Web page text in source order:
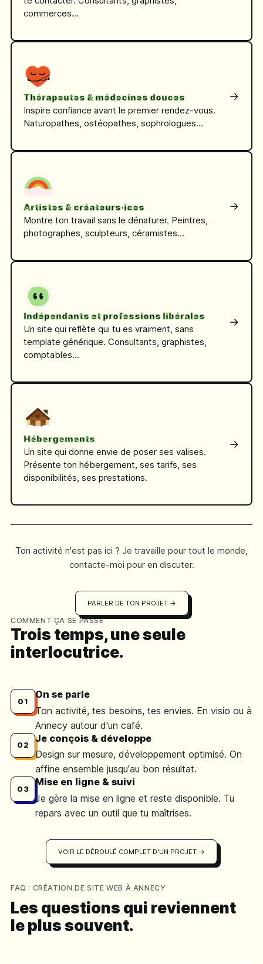
commerces...
Thérapeutes & médecines douces
Inspire confiance avant le premier rendez-vous.
Naturopathes, ostéopathes, sophrologues...
→
Artistes & créateurs·ices
Montre ton travail sans le dénaturer. Peintres,
photographes, sculpteurs, céramistes...
→
Indépendants et professions libérales
Un site qui reflète qui tu es vraiment, sans
template générique. Consultants, graphistes,
comptables...
→
Hébergements
Un site qui donne envie de poser ses valises.
Présente ton hébergement, ses tarifs, ses
disponibilités, ses prestations.
→
Ton activité n'est pas ici ? Je travaille pour tout le monde,
contacte-moi pour en discuter.
PARLER DE TON PROJET →
COMMENT ÇA SE PASSE
Trois temps, une seule
interlocutrice.
01
On se parle
Ton activité, tes besoins, tes envies. En visio ou à
Annecy autour d'un café.
02
Je conçois & développe
Design sur mesure, développement optimisé. On
affine ensemble jusqu'au bon résultat.
03
Mise en ligne & suivi
Je gère la mise en ligne et reste disponible. Tu
repars avec un outil que tu maîtrises.
VOIR LE DÉROULÉ COMPLET D'UN PROJET →
FAQ : CRÉATION DE SITE WEB À ANNECY
Les questions qui reviennent
le plus souvent.